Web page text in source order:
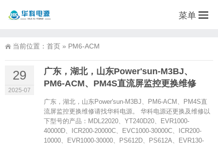
菜单
当前位置： 首页 » PM6-ACM
29
2025-07
广东，湖北，山东Power'sun-M3BJ、
PM6-ACM、PM4S直流屏监控更换维修
广东，湖北，山东Power'sun-M3BJ、PM6-ACM、PM4S直
流屏监控更换维修请找华科电源。 华科电源还更换及维修以
下型号的产品：MDL22020、YT240D20、EVR1000-
40000D、ICR200-20000C、EVC1000-30000C、ICR200-
10000、EVR1000-30000、PS612D、PS612A、EVR130-